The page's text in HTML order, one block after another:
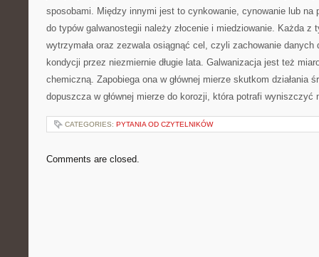
sposobami. Między innymi jest to cynkowanie, cynowanie lub na
do typów galwanostegii należy złocenie i miedziowanie. Każda z
wytrzymała oraz zezwala osiągnąć cel, czyli zachowanie danych
kondycji przez niezmiernie długie lata. Galwanizacja jest też
chemiczną. Zapobiega ona w głównej mierze skutkom działania
dopuszcza w głównej mierze do korozji, która potrafi wyniszczyć
CATEGORIES: PYTANIA OD CZYTELNIKÓW
Comments are closed.